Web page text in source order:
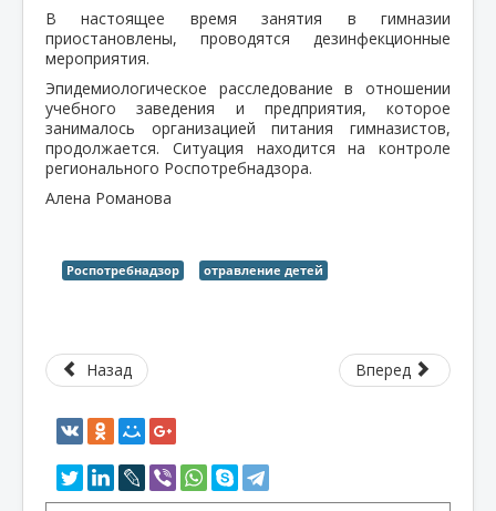
В настоящее время занятия в гимназии
приостановлены, проводятся дезинфекционные
мероприятия.
Эпидемиологическое расследование в отношении
учебного заведения и предприятия, которое
занималось организацией питания гимназистов,
продолжается. Ситуация находится на контроле
регионального Роспотребнадзора.
Алена Романова
Роспотребнадзор отравление детей
Назад Вперед